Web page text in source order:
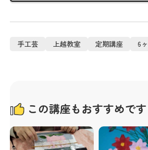
手工芸 上越教室 定期講座 6
この講座もおすすめです